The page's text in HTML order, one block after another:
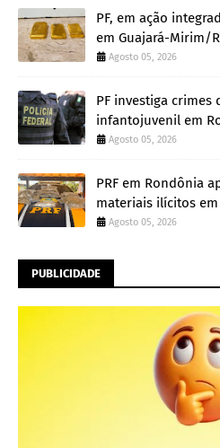
PF, em ação
em Guajará-Mirim/
Agosto 05, 2026
PF investiga crimes
infantojuvenil em
Agosto 05, 2026
PRF em Rondônia
materiais ilícitos
Agosto 05, 2026
PUBLICIDADE